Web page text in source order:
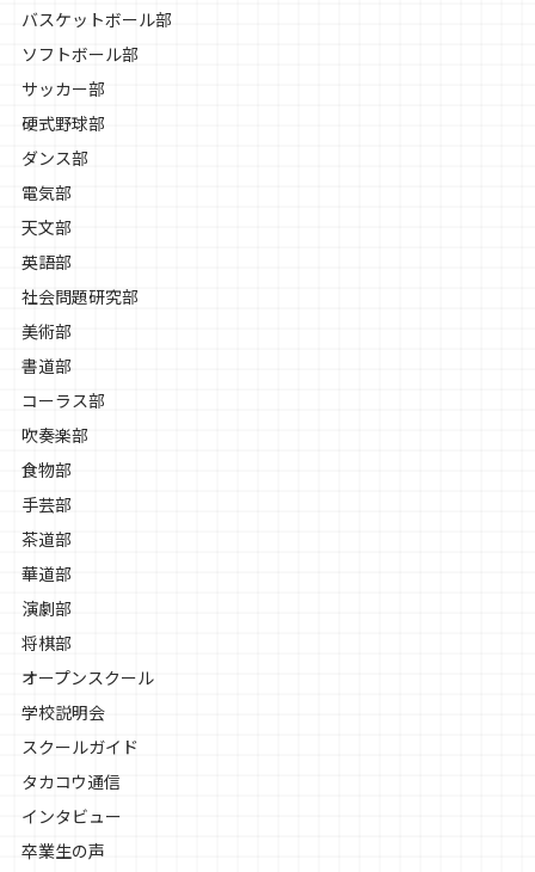
バスケットボール部
ソフトボール部
サッカー部
硬式野球部
ダンス部
電気部
天文部
英語部
社会問題研究部
美術部
書道部
コーラス部
吹奏楽部
食物部
手芸部
茶道部
華道部
演劇部
将棋部
オープンスクール
学校説明会
スクールガイド
タカコウ通信
インタビュー
卒業生の声